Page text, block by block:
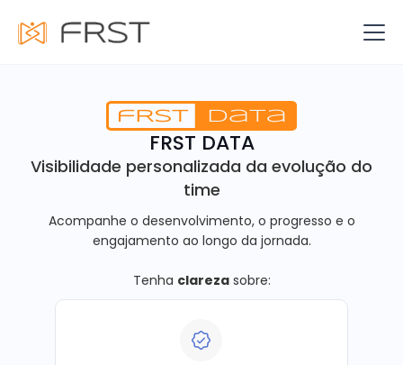
FRST DATA
Visibilidade personalizada da evolução do
time
Acompanhe o desenvolvimento, o progresso e o
engajamento ao longo da jornada.
Tenha clarezasobre: